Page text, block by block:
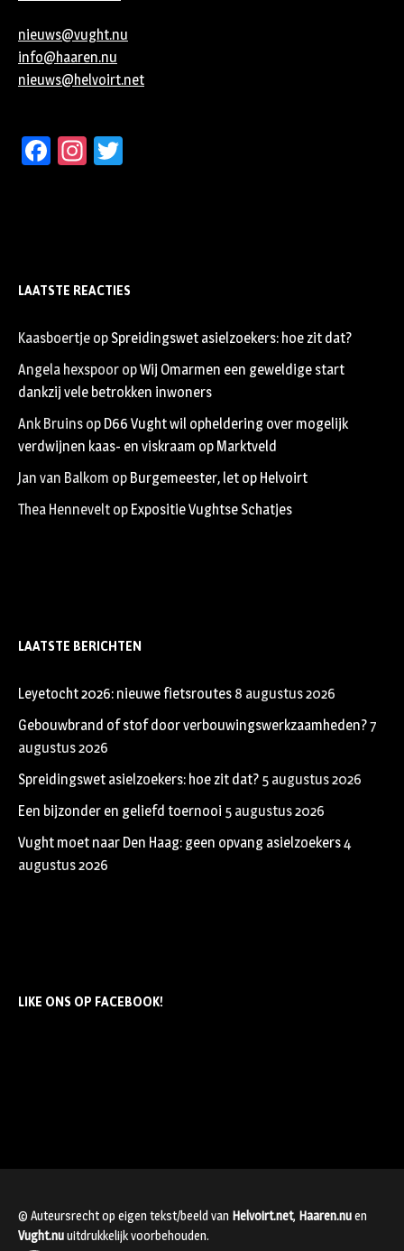
nieuws@vught.nu
info@haaren.nu
nieuws@helvoirt.net
Facebook
Instagram
LAATSTE REACTIES
Kaasboertje op Spreidingswet asielzoekers: hoe zit dat?
Angela hexspoor opWij Omarmen een geweldige start
dankzij vele betrokken inwoners
Ank Bruins op D66 Vught wil opheldering over mogelijk
verdwijnen kaas- en viskraam op Marktveld
Jan van Balkom op Burgemeester, let op Helvoirt
Thea Hennevelt op Expositie Vughtse Schatjes
LAATSTE BERICHTEN
Leyetocht 2026: nieuwe fietsroutes 8 augustus 2026
Gebouwbrand of stof door verbouwingswerkzaamheden?7
augustus 2026
Spreidingswet asielzoekers: hoe zit dat? 5 augustus 2026
Een bijzonder en geliefd toernooi 5 augustus 2026
Vught moet naar Den Haag: geen opvang asielzoekers4
augustus 2026
LIKE ONS OP FACEBOOK!
© Auteursrecht op eigen tekst/beeld van Helvoirt.net, Haaren.nuen
Vught.nuuitdrukkelijk voorbehouden.